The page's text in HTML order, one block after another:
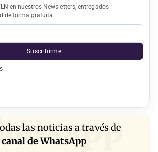
en nuestros Newsletters, entregados
de forma gratuita
Suscribirme
las noticias a través de
de WhatsApp